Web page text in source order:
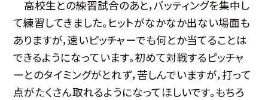
高校生との練習試合のあと，バッティングを集中し
て練習してきました。ヒットがなかなか出ない場面も
ありますが，速いピッチャーでも何とか当てることは
できるようになっています。初めて対戦するピッチャ
ーとのタイミングがとれず，苦しんでいますが，打って
点がたくさん取れるようになってほしいです。もちろ